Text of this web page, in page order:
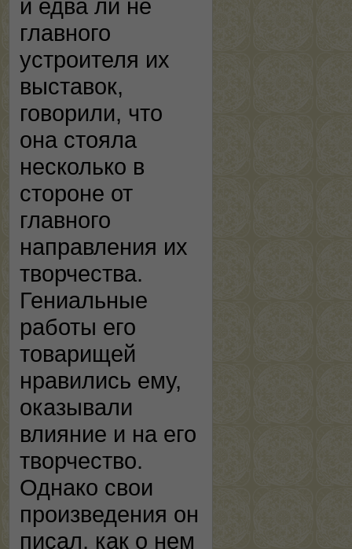
и едва ли не
главного
устроителя их
выставок,
говорили, что
она стояла
несколько в
стороне от
главного
направления их
творчества.
Гениальные
работы его
товарищей
нравились ему,
оказывали
влияние и на его
творчество.
Однако свои
произведения он
писал, как о нем